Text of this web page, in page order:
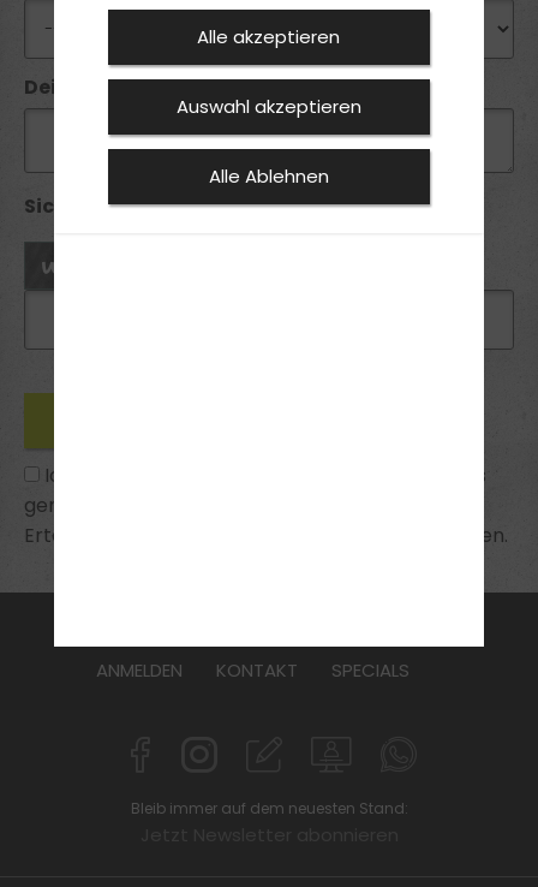
Deine Nachricht
Sicherheitsabfrage *:
Ich habe die
zur Kenntnis
genommen und bin mit ihnen einverstanden.
Erteilte Einwilligungen kann ich jederzeit widerrufen.
ANMELDEN
KONTAKT SPECIALS
Bleib immer auf dem neuesten Stand:
Alle akzeptieren
Auswahl akzeptieren
Alle Ablehnen